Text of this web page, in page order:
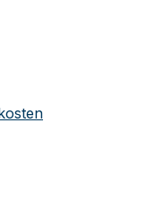
4 von 5 Sternen